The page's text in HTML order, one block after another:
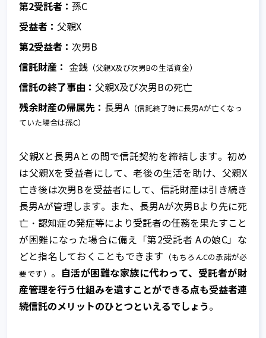
第2受託者： 孫C
受益者： 父親X
第2受益者： 次男B
信託財産： 金銭 （父親X及び次男Bの生活資金）
信託の終了事由： 父親X及び次男Bの死亡
残余財産の帰属先： 長男A （信託終了時に長男Aが亡くなっ
ていた場合は孫C）
父親Xと長男Aとの間で信託契約を締結します。初め
は父親Xを受益者にして、老後の生活を助け、父親X
亡き後は次男Bを受益者にして、信託財産は引き続き
長男Aが管理します。また、長男Aが次男Bより先に死
亡・認知症の発症等により受託者の任務を果たすこと
が困難になった場合に備え「第2受託者 Aの娘C」な
どと指名しておくこともできます
（もちろんCの承諾が必
要です） 。
自活が困難な家族に代わって、受託者が財
産管理を行う仕組みを遺すことができる点も受益者連
続信託のメリットのひとつといえるでしょう。